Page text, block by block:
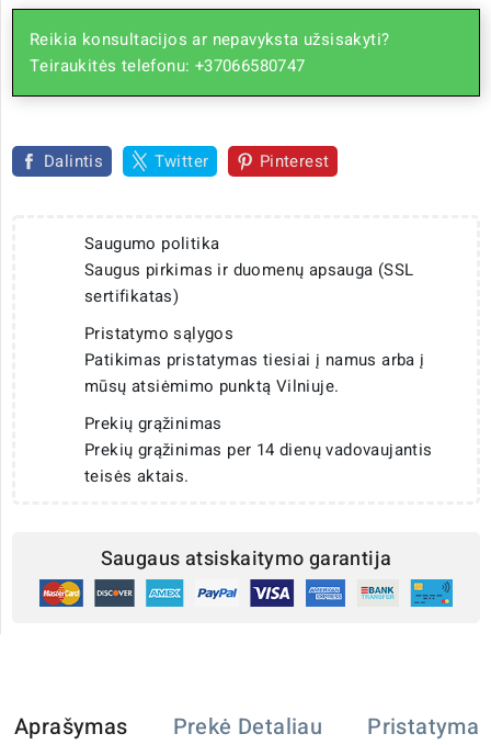
Reikia konsultacijos ar nepavyksta užsisakyti?
Teiraukitės telefonu: +37066580747
Dalintis Twitter Pinterest
Saugumo politika
Saugus pirkimas ir duomenų apsauga (SSL
sertifikatas)
Pristatymo sąlygos
Patikimas pristatymas tiesiai į namus arba į
mūsų atsiėmimo punktą Vilniuje.
Prekių grąžinimas
Prekių grąžinimas per 14 dienų vadovaujantis
teisės aktais.
Saugaus atsiskaitymo garantija
Aprašymas Prekė Detaliau Pristatymas